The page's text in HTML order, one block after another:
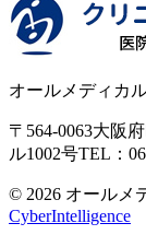
オールメディカ
〒564-0063大阪
ル1002号TEL：
© 2026 オールメ
CyberIntelligence